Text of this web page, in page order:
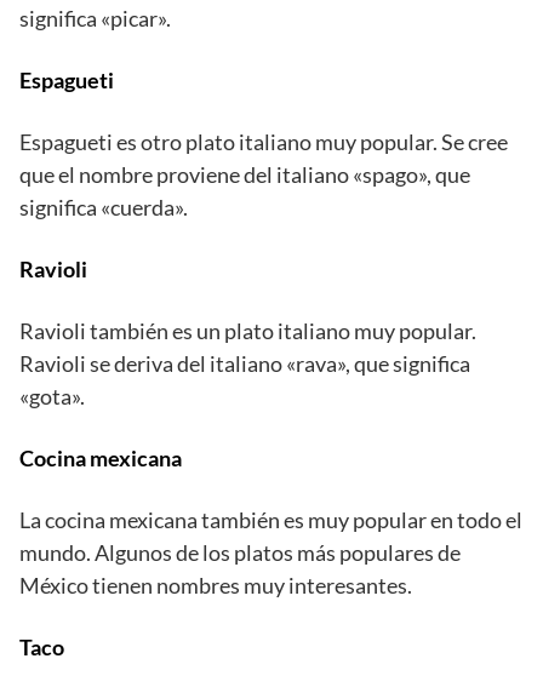
significa «picar».
Espagueti
Espagueti es otro plato italiano muy popular. Se cree
que el nombre proviene del italiano «spago», que
significa «cuerda».
Ravioli
Ravioli también es un plato italiano muy popular.
Ravioli se deriva del italiano «rava», que significa
«gota».
Cocina mexicana
La cocina mexicana también es muy popular en todo el
mundo. Algunos de los platos más populares de
México tienen nombres muy interesantes.
Taco